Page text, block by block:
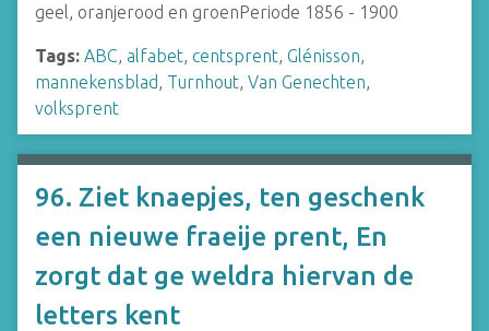
geel, oranjerood en groenPeriode 1856 - 1900
Tags: ABC, alfabet, centsprent, Glénisson,
mannekensblad, Turnhout, Van Genechten,
volksprent
96. Ziet knaepjes, ten geschenk
een nieuwe fraeije prent, En
zorgt dat ge weldra hiervan de
letters kent